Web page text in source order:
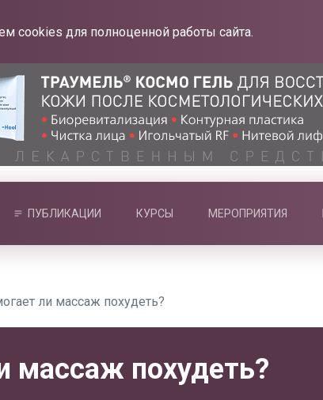
cookies для полноценной работы сайта.
ПУБЛИКАЦИИ КУРСЫ МЕРОПРИЯТИЯ
ли массаж похудеть?
массаж похудеть?